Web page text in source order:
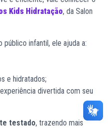
Kids Hidratação, da Salon
infantil, ele ajuda a:
e hidratados;
divertida com seu
testado, trazendo mais